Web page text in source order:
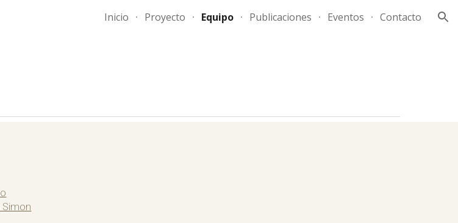
Skip to navigation
Inicio Proyecto Equipo Publicaciones Eventos Contacto
Simon